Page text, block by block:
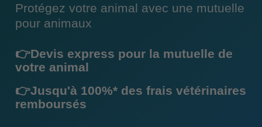
Protégez votre animal avec une mutuelle
pour animaux
👉Devis express pour la mutuelle de
votre animal
👉Jusqu'à 100%* des frais vétérinaires
remboursés